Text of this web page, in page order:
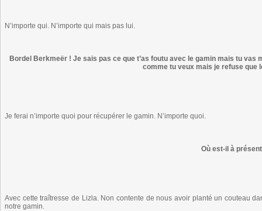
N’importe qui. N’importe qui mais pas lui.
Bordel Berkmeër ! Je sais pas ce que t’as foutu avec le gamin mais tu vas
comme tu veux mais je refuse que
Je ferai n’importe quoi pour récupérer le gamin. N’importe quoi.
Où est-il à
Avec cette traîtresse de Lizla. Non contente de nous avoir planté un couteau
notre gamin.